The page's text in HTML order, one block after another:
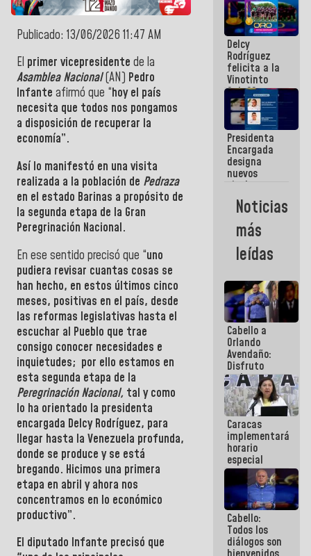
Publicado: 13/06/2026 11:47 AM
El primer vicepresidente de la
Asamblea Nacional(AN) Pedro
Infante afirmó que “hoy el país
necesita que todos nos pongamos
a disposición de recuperar la
economía”.
Así lo manifestó en una visita
realizada a la población de Pedraza
en el estado Barinas a propósito de
la segunda etapa de la Gran
Peregrinación Nacional.
En ese sentido precisó que “uno
pudiera revisar cuantas cosas se
han hecho, en estos últimos cinco
meses, positivas en el país, desde
las reformas legislativas hasta el
escuchar al Pueblo que trae
consigo conocer necesidades e
inquietudes; por ello estamos en
esta segunda etapa de la
Peregrinación Nacional, tal y como
lo ha orientado la presidenta
encargada Delcy Rodríguez, para
llegar hasta la Venezuela profunda,
donde se produce y se está
bregando. Hicimos una primera
etapa en abril y ahora nos
concentramos en lo económico
productivo”.
El diputado Infante precisó que
las
operaciones
en el
Aeropuerto
Internacional
de
Maiquetía
Delcy
Rodríguez
felicita a la
Vinotinto
Sub 20
campeona
frente
México Sub
23 en los
Centroamericanos
Presidenta
Encargada
designa
nuevos
titulares en
Viceministerio
de Energía
Eléctrica y
CORPOELEC
Noticias
más
leídas
Cabello a
Orlando
Avendaño:
Disfruto
cada vez
que escribes
porque lo
que haces
es
embarrarla
Caracas
implementará
horario
especial
para
adaptarse
al plan de
ahorro
energético
Cabello:
Todos los
diálogos son